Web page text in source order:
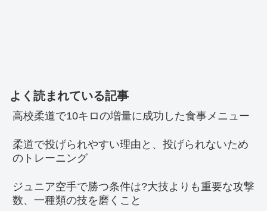
よく読まれている記事
高校柔道で10キロの増量に成功した食事メニュー
柔道で投げられやすい理由と、投げられないため
のトレーニング
ジュニア空手で勝つ条件は?大技よりも重要な攻撃
数、一種類の技を磨くこと